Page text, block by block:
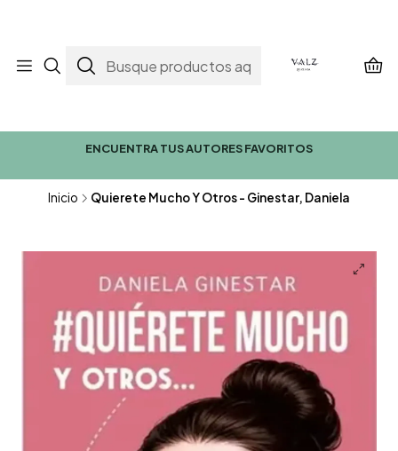
ENCUENTRA TUS AUTORES FAVORITOS
Inicio Quierete Mucho Y Otros - Ginestar, Daniela